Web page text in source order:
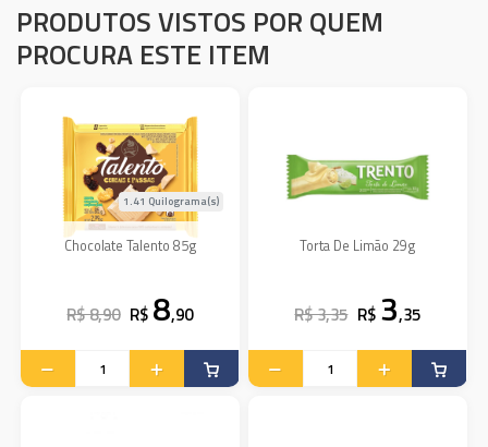
PRODUTOS VISTOS POR QUEM
PROCURA ESTE ITEM
Chocolate Talento 85g
1.41 Quilograma(s)
R$ 8,90 R$ 8,90
Torta De Limão 29g
R$ 3,35 R$ 3,35